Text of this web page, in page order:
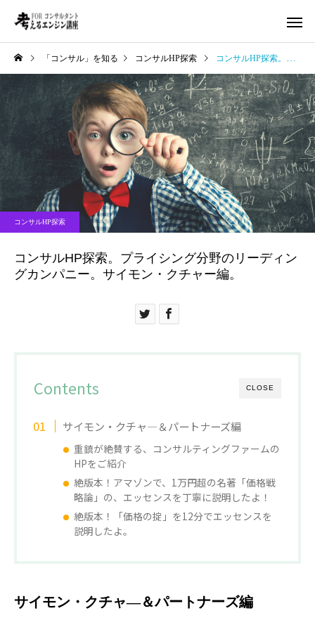
「コンサル」を知る コンサルHP探索 コンサルHP探索。プライシング分野のリーディングカンパニー。サイモン・クチャー編。
コンサルHP探索
コンサルHP探索。プライシング分野のリーディン
グカンパニー。サイモン・クチャー編。
CLOSE
Contents
サイモン・クチャ―＆パートナーズ編
重鎮が絶賛する、コンサルティングファームの
HPをご紹介
絶版本！アマゾンで、1万円超の名著「価格戦
略論」の、エッセンスを丁寧に説明したよ！
絶版本！「価格の掟」を12分でエッセンスを
説明したよ。
サイモン・クチャ―＆パートナーズ編